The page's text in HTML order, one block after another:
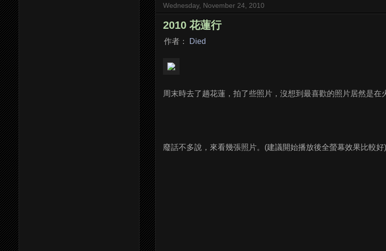
Wednesday, November 24, 2010
2010 花蓮行
作者： Died
周末時去了趟花蓮，拍了些照片，沒想到最喜歡的照片居然是在
廢話不多說，來看幾張照片。(建議開始播放後全螢幕效果比較好)